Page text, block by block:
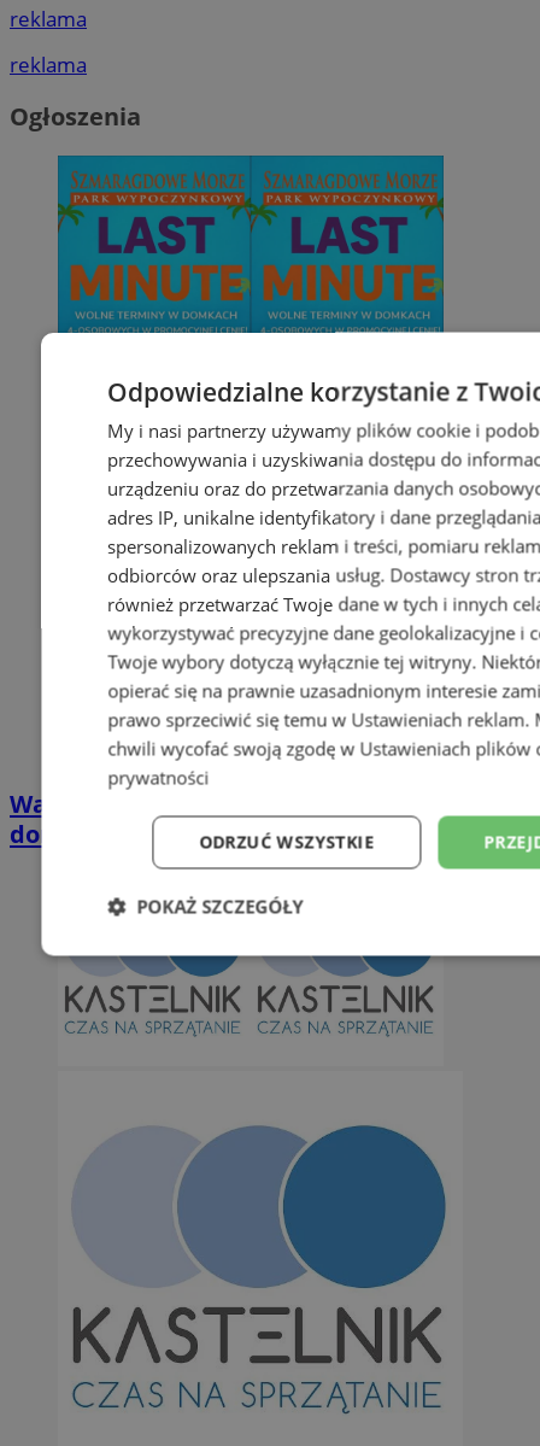
reklama
reklama
Ogłoszenia
Wakacyjny wypoczynek nad Bałtykiem w
domkach Szmaragdowe Morze
Odpowiedzialne korzystanie z
My i nasi partnerzy używamy plików cookie i
przechowywania i uzyskiwania dostępu do
urządzeniu oraz do przetwarzania danych
adres IP, unikalne identyfikatory i dane
spersonalizowanych reklam i treści, pomiaru
odbiorców oraz ulepszania usług. Dostawcy stron
również przetwarzać Twoje dane w tych i innych
wykorzystywać precyzyjne dane geolokalizacyjne i
Twoje wybory dotyczą wyłącznie tej witryny.
opierać się na prawnie uzasadnionym interesie
prawo sprzeciwić się temu w Ustawieniach reklam.
chwili wycofać swoją zgodę w Ustawieniach plików
prywatności
ODRZUĆ WSZYSTKIE
POKAŻ SZCZEGÓŁY
Niezbędne Wydajność
Niezbędne Wydajność
Niezbędne pliki cookie umożliwiają korzystanie z podstawowych
takich jak logowanie użytkownika i zarządzanie kontem. Bez
można prawidłowo korzystać ze strony internetowej.
Nazwa
Provider
Domena
SessID
orzesze.com.pl